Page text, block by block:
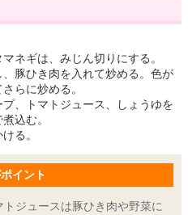
ネギは、みじん切りにする。
豚ひき肉を入れて炒める。色が
らに炒める。
、トマトジュース、しょうゆを
込む。
る。
イント
トジュースは豚ひき肉や野菜に